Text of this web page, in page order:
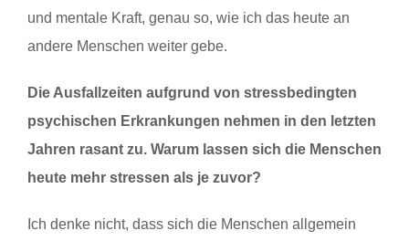
und mentale Kraft, genau so, wie ich das heute an
andere Menschen weiter gebe.
Die Ausfallzeiten aufgrund von stressbedingten
psychischen Erkrankungen nehmen in den letzten
Jahren rasant zu. Warum lassen sich die Menschen
heute mehr stressen als je zuvor?
Ich denke nicht, dass sich die Menschen allgemein